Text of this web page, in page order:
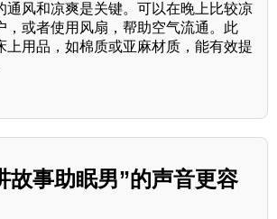
通风和凉爽是关键。可以在晚上比较凉
，或者使用风扇，帮助空气流通。此
上用品，如棉质或亚麻材质，能有效提
故事助眠男”的声音更容